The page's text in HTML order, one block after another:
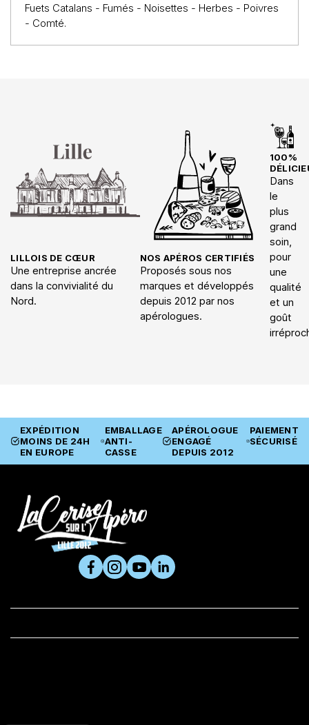
Fuets Catalans - Fumés - Noisettes - Herbes - Poivres
- Comté.
LILLOIS DE CŒUR
Une entreprise ancrée
dans la convivialité du
Nord.
NOS APÉROS CERTIFIÉS
Proposés sous nos
marques et développés
depuis 2012 par nos
apérologues.
100%
Dans
le
plus
grand
soin,
pour
une
qualité
et un
goût
EXPÉDITION
MOINS DE 24H
EN EUROPE
EMBALLAGE
ANTI-
CASSE
APÉROLOGUE
ENGAGÉ
DEPUIS 2012
PAIEMENT
SÉCURISÉ